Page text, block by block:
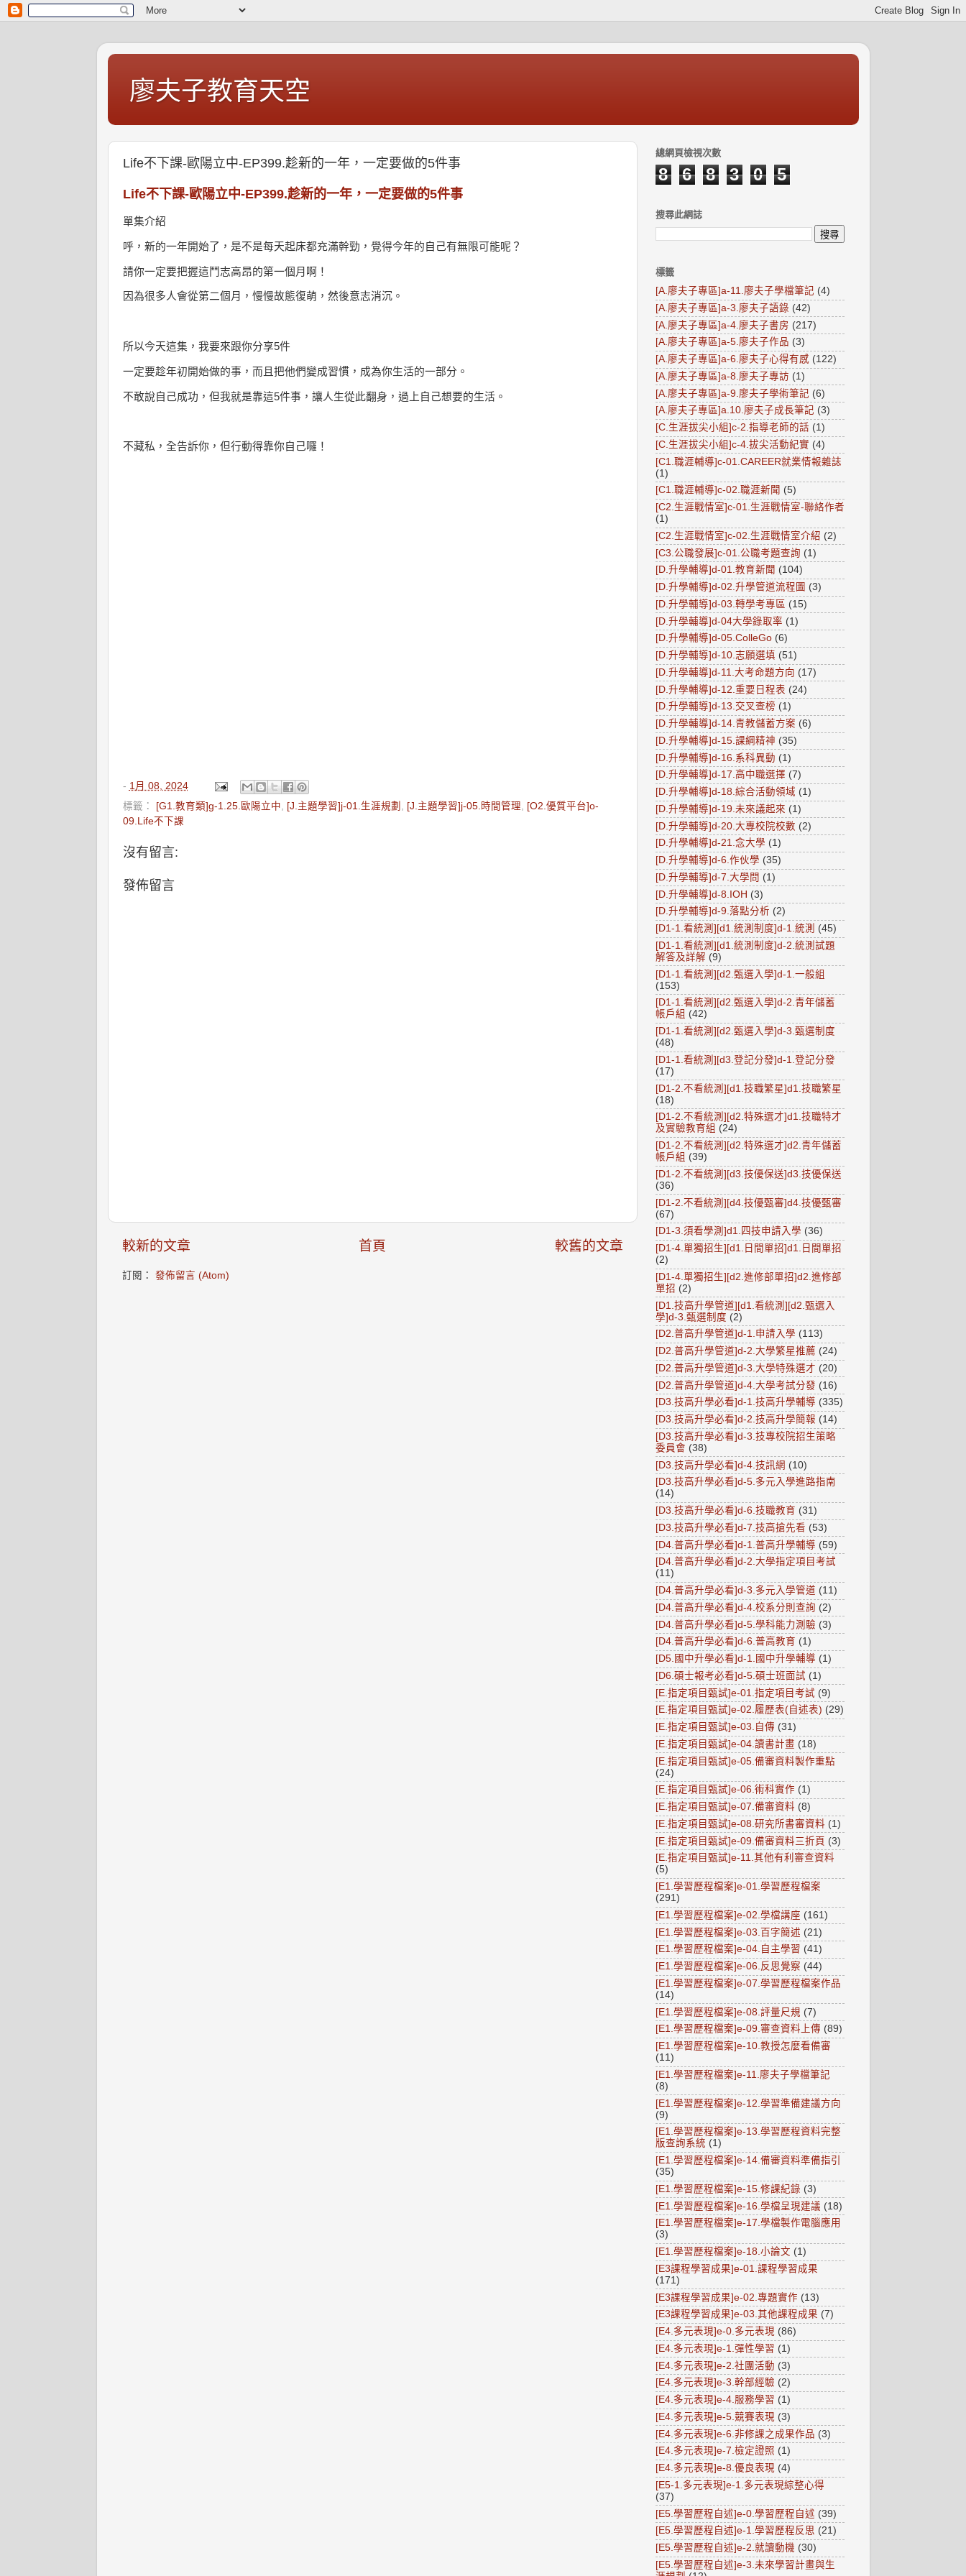
廖夫子教育天空
Life不下課-歐陽立中-EP399.趁新的一年，一定要做的5件事
Life不下課-歐陽立中-EP399.趁新的一年，一定要做的5件事
單集介紹
呼，新的一年開始了， 是不是每天起床都充滿幹勁， 覺得今年的自己有無限可能呢？
請你一定要把握這鬥志高昂的第一個月啊！
因為很多人會從第二個月， 慢慢故態復萌，然後意志消沉。
所以今天這集， 我要來跟你分享5件
一定要趁年初開始做的事， 而且把他們變成習慣， 成為你生活的一部分。
不敢說自己成功， 但我就是靠這5件事， 讓人生從此翻身， 過上自己想要的生活。
不藏私， 全告訴你， 但行動得靠你自己囉！
- 1月 08, 2024
標籤：
[G1.教育類]g-1.25.歐陽立中 [J.主題學習]j-01.生涯規劃 [J.主題學習]j-05.時間管理
[O2.優質平台]o-
09.Life不下課
沒有留言:
發佈留言
較新的文章 較舊的文章
首頁
訂閱： 發佈留言 (Atom)
總網頁檢視次數
8 6 8 3 0 5
搜尋此網誌
標籤
[A.廖夫子專區]a-11.廖夫子學檔筆記 (4)
[A.廖夫子專區]a-3.廖夫子語錄 (42)
[A.廖夫子專區]a-4.廖夫子書房 (217)
[A.廖夫子專區]a-5.廖夫子作品 (3)
[A.廖夫子專區]a-6.廖夫子心得有感 (122)
[A.廖夫子專區]a-8.廖夫子專訪 (1)
[A.廖夫子專區]a-9.廖夫子學術筆記 (6)
[A.廖夫子專區]a.10.廖夫子成長筆記 (3)
[C.生涯拔尖小組]c-2.指導老師的話 (1)
[C.生涯拔尖小組]c-4.拔尖活動紀實 (4)
[C1.職涯輔導]c-01.CAREER就業情報雜誌
(1)
[C1.職涯輔導]c-02.職涯新聞 (5)
[C2.生涯戰情室]c-01.生涯戰情室-聯絡作者
(1)
[C2.生涯戰情室]c-02.生涯戰情室介紹 (2)
[C3.公職發展]c-01.公職考題查詢 (1)
[D.升學輔導]d-01.教育新聞 (104)
[D.升學輔導]d-02.升學管道流程圖 (3)
[D.升學輔導]d-03.轉學考專區 (15)
[D.升學輔導]d-04大學錄取率 (1)
[D.升學輔導]d-05.ColleGo (6)
[D.升學輔導]d-10.志願選填 (51)
[D.升學輔導]d-11.大考命題方向 (17)
[D.升學輔導]d-12.重要日程表 (24)
[D.升學輔導]d-13.交叉查榜 (1)
[D.升學輔導]d-14.青教儲蓄方案 (6)
[D.升學輔導]d-15.課綱精神 (35)
[D.升學輔導]d-16.系科異動 (1)
[D.升學輔導]d-17.高中職選擇 (7)
[D.升學輔導]d-18.綜合活動領域 (1)
[D.升學輔導]d-19.未來議起來 (1)
[D.升學輔導]d-20.大專校院校數 (2)
[D.升學輔導]d-21.念大學 (1)
[D.升學輔導]d-6.作伙學 (35)
[D.升學輔導]d-7.大學問 (1)
[D.升學輔導]d-8.IOH (3)
[D.升學輔導]d-9.落點分析 (2)
[D1-1.看統測][d1.統測制度]d-1.統測 (45)
[D1-1.看統測][d1.統測制度]d-2.統測試題
解答及詳解 (9)
[D1-1.看統測][d2.甄選入學]d-1.一般組
(153)
[D1-1.看統測][d2.甄選入學]d-2.青年儲蓄
帳戶組 (42)
[D1-1.看統測][d2.甄選入學]d-3.甄選制度
(48)
[D1-1.看統測][d3.登記分發]d-1.登記分發
(17)
[D1-2.不看統測][d1.技職繁星]d1.技職繁星
(18)
[D1-2.不看統測][d2.特殊選才]d1.技職特才
及實驗教育組 (24)
[D1-2.不看統測][d2.特殊選才]d2.青年儲蓄
帳戶組 (39)
[D1-2.不看統測][d3.技優保送]d3.技優保送
(36)
[D1-2.不看統測][d4.技優甄審]d4.技優甄審
(67)
[D1-3.須看學測]d1.四技申請入學 (36)
[D1-4.單獨招生][d1.日間單招]d1.日間單招
(2)
[D1-4.單獨招生][d2.進修部單招]d2.進修部
單招 (2)
[D1.技高升學管道][d1.看統測][d2.甄選入
學]d-3.甄選制度 (2)
[D2.普高升學管道]d-1.申請入學 (113)
[D2.普高升學管道]d-2.大學繁星推薦 (24)
[D2.普高升學管道]d-3.大學特殊選才 (20)
[D2.普高升學管道]d-4.大學考試分發 (16)
[D3.技高升學必看]d-1.技高升學輔導 (335)
[D3.技高升學必看]d-2.技高升學簡報 (14)
[D3.技高升學必看]d-3.技專校院招生策略
委員會 (38)
[D3.技高升學必看]d-4.技訊網 (10)
[D3.技高升學必看]d-5.多元入學進路指南
(14)
[D3.技高升學必看]d-6.技職教育 (31)
[D3.技高升學必看]d-7.技高搶先看 (53)
[D4.普高升學必看]d-1.普高升學輔導 (59)
[D4.普高升學必看]d-2.大學指定項目考試
(11)
[D4.普高升學必看]d-3.多元入學管道 (11)
[D4.普高升學必看]d-4.校系分則查詢 (2)
[D4.普高升學必看]d-5.學科能力測驗 (3)
[D4.普高升學必看]d-6.普高教育 (1)
[D5.國中升學必看]d-1.國中升學輔導 (1)
[D6.碩士報考必看]d-5.碩士班面試 (1)
[E.指定項目甄試]e-01.指定項目考試 (9)
[E.指定項目甄試]e-02.履歷表(自述表) (29)
[E.指定項目甄試]e-03.自傳 (31)
[E.指定項目甄試]e-04.讀書計畫 (18)
[E.指定項目甄試]e-05.備審資料製作重點
(24)
[E.指定項目甄試]e-06.術科實作 (1)
[E.指定項目甄試]e-07.備審資料 (8)
[E.指定項目甄試]e-08.研究所書審資料 (1)
[E.指定項目甄試]e-09.備審資料三折頁 (3)
[E.指定項目甄試]e-11.其他有利審查資料
(5)
[E1.學習歷程檔案]e-01.學習歷程檔案
(291)
[E1.學習歷程檔案]e-02.學檔講座 (161)
[E1.學習歷程檔案]e-03.百字簡述 (21)
[E1.學習歷程檔案]e-04.自主學習 (41)
[E1.學習歷程檔案]e-06.反思覺察 (44)
[E1.學習歷程檔案]e-07.學習歷程檔案作品
(14)
[E1.學習歷程檔案]e-08.評量尺規 (7)
[E1.學習歷程檔案]e-09.審查資料上傳 (89)
[E1.學習歷程檔案]e-10.教授怎麼看備審
(11)
[E1.學習歷程檔案]e-11.廖夫子學檔筆記
(8)
[E1.學習歷程檔案]e-12.學習準備建議方向
(9)
[E1.學習歷程檔案]e-13.學習歷程資料完整
版查詢系統 (1)
[E1.學習歷程檔案]e-14.備審資料準備指引
(35)
[E1.學習歷程檔案]e-15.修課紀錄 (3)
[E1.學習歷程檔案]e-16.學檔呈現建議 (18)
[E1.學習歷程檔案]e-17.學檔製作電腦應用
(3)
[E1.學習歷程檔案]e-18.小論文 (1)
[E3課程學習成果]e-01.課程學習成果
(171)
[E3課程學習成果]e-02.專題實作 (13)
[E3課程學習成果]e-03.其他課程成果 (7)
[E4.多元表現]e-0.多元表現 (86)
[E4.多元表現]e-1.彈性學習 (1)
[E4.多元表現]e-2.社團活動 (3)
[E4.多元表現]e-3.幹部經驗 (2)
[E4.多元表現]e-4.服務學習 (1)
[E4.多元表現]e-5.競賽表現 (3)
[E4.多元表現]e-6.非修課之成果作品 (3)
[E4.多元表現]e-7.檢定證照 (1)
[E4.多元表現]e-8.優良表現 (4)
[E5-1.多元表現]e-1.多元表現綜整心得
(37)
[E5.學習歷程自述]e-0.學習歷程自述 (39)
[E5.學習歷程自述]e-1.學習歷程反思 (21)
[E5.學習歷程自述]e-2.就讀動機 (30)
[E5.學習歷程自述]e-3.未來學習計畫與生